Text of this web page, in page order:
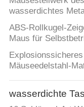
wasserdichtes
ABS-Rollkugel-
Maus für
Mäuseedelstahl-
wasserdichte